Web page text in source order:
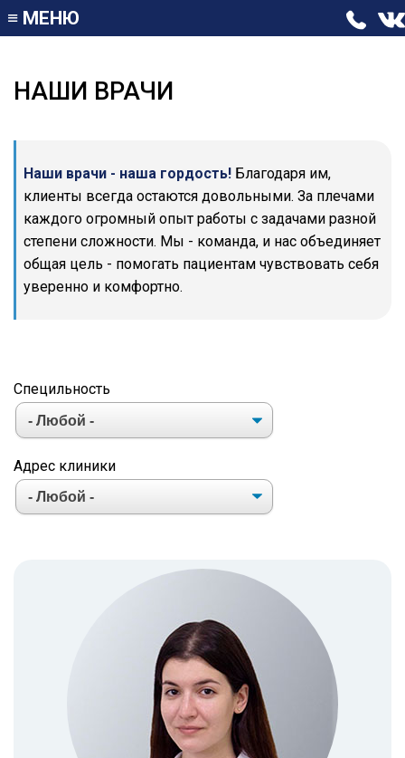
≡ МЕНЮ
НАШИ ВРАЧИ
Наши врачи - наша гордость! Благодаря им,
клиенты всегда остаются довольными. За плечами
каждого огромный опыт работы с задачами разной
степени сложности. Мы - команда, и нас объединяет
общая цель - помогать пациентам чувствовать себя
уверенно и комфортно.
Специльность
Адрес клиники